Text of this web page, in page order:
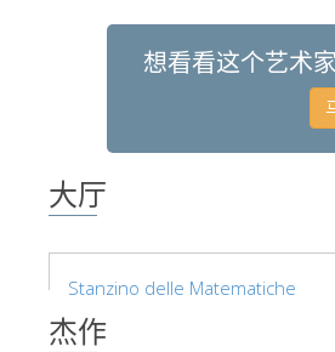
参观乌菲兹
想看看这个艺术
大厅
Stanzino delle Matematiche
杰作